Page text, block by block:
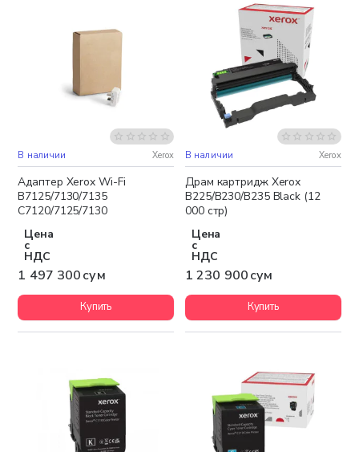
Бесплатная доставка
В наличии Xerox
Адаптер Xerox Wi-Fi
B7125/7130/7135
C7120/7125/7130
Цена
с
НДС
1 497 300 сум
Купить
Бесплатная доставка
В наличии Xerox
Драм картридж Xerox
B225/B230/B235 Black (12
000 стр)
Цена
с
НДС
1 230 900 сум
Купить